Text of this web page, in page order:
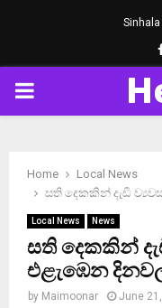
Sinhala
PRIMARY
Home
Local News
සති දෙකකින් දැඩි
Local News News
සති දෙකකින්
එළැඹෙන
by Maimoonar June 21,